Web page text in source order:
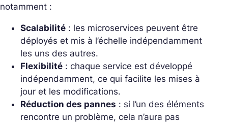
notamment :
Scalabilité : les microservices peuvent être
déployés et mis à l’échelle indépendamment
les uns des autres.
Flexibilité : chaque service est développé
indépendamment, ce qui facilite les mises à
jour et les modifications.
Réduction des pannes : si l’un des éléments
rencontre un problème, cela n’aura pas